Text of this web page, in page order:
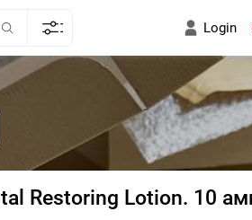
Login
Restoring Lotion. 10